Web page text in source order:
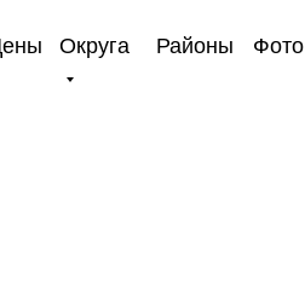
Фото
Районы
Округа